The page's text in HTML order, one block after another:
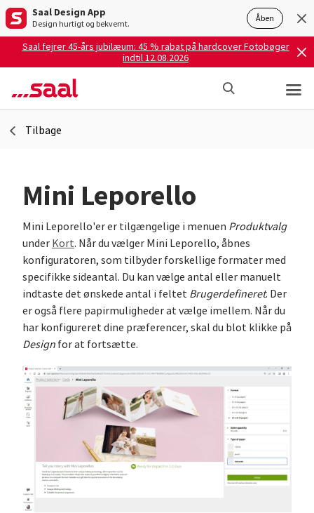
Saal Design App
Design hurtigt og bekvemt. Åben
Saal fejrer 45-års jubilæum: 45 % rabat på hardcover Fotobøger
indtil 12.08.2026
Tilbage
Mini Leporello
Mini Leporello'er er tilgængelige i menuen Produktvalg
under Kort. Når du vælger Mini Leporello, åbnes
konfiguratoren, som tilbyder forskellige formater med
specifikke sideantal. Du kan vælge antal eller manuelt
indtaste det ønskede antal i feltet Brugerdefineret. Der
er også flere papirmuligheder at vælge imellem. Når du
har konfigureret dine præferencer, skal du blot klikke på
Design for at fortsætte.